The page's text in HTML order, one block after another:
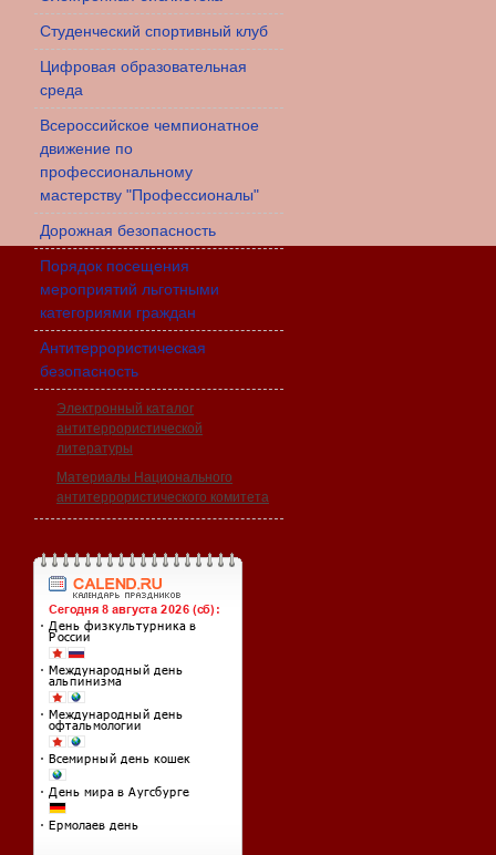
Студенческий спортивный клуб
Цифровая образовательная
среда
Всероссийское чемпионатное
движение по
профессиональному
мастерству "Профессионалы"
Дорожная безопасность
Порядок посещения
мероприятий льготными
категориями граждан
Антитеррористическая
безопасность
Электронный каталог
антитеррористической
литературы
Материалы Национального
антитеррористического комитета